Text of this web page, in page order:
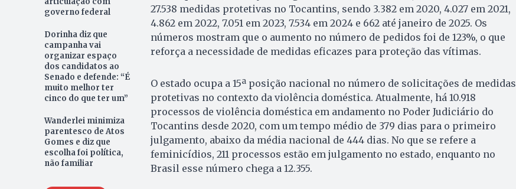
governo federal
Dorinha diz que
campanha vai
organizar espaço
dos candidatos ao
Senado e defende: “É
muito melhor ter
cinco do que ter um”
Wanderlei minimiza
parentesco de Atos
Gomes e diz que
escolha foi política,
não familiar
27.538 medidas protetivas no Tocantins, sendo 3.382 em 2020, 4.027 em 2021,
4.862 em 2022, 7.051 em 2023, 7.534 em 2024 e 662 até janeiro de 2025. Os
números mostram que o aumento no número de pedidos foi de 123%, o que
reforça a necessidade de medidas eficazes para proteção das vítimas.
O estado ocupa a 15ª posição nacional no número de solicitações de medidas
protetivas no contexto da violência doméstica. Atualmente, há 10.918
processos de violência doméstica em andamento no Poder Judiciário do
Tocantins desde 2020, com um tempo médio de 379 dias para o primeiro
julgamento, abaixo da média nacional de 444 dias. No que se refere a
feminicídios, 211 processos estão em julgamento no estado, enquanto no
Brasil esse número chega a 12.355.